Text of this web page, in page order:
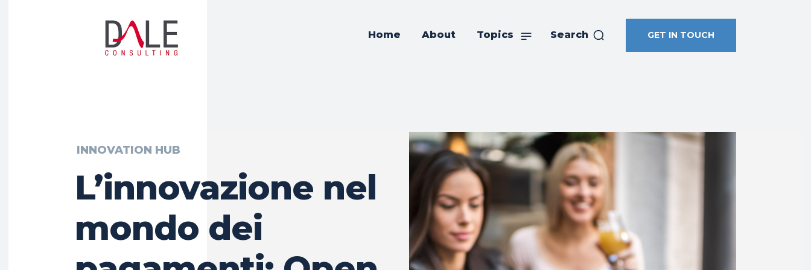
Home About Topics Search GET IN TOUCH
INNOVATION HUB
L’innovazione nel
mondo dei